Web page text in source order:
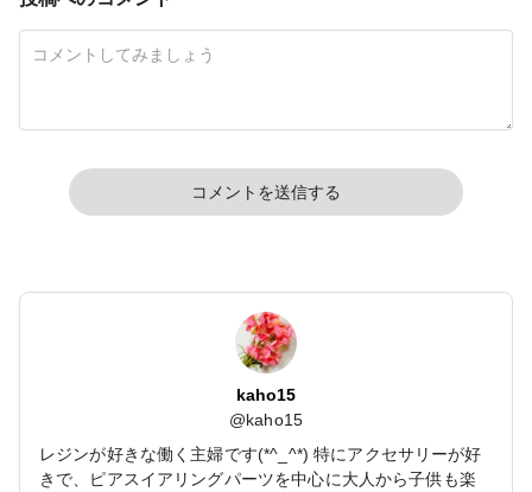
コメントを送信する
kaho15
@kaho15
レジンが好きな働く主婦です(*^_^*) 特にアクセサリーが好
きで、ピアスイアリングパーツを中心に大人から子供も楽